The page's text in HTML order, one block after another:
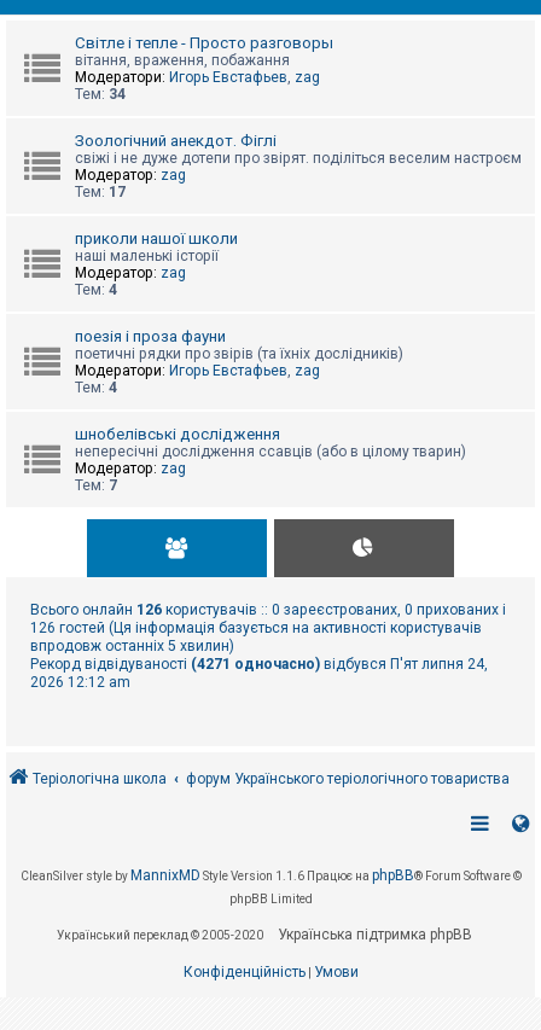
Світле і тепле - Просто разговоры
вітання, враження, побажання
Модератори: Игорь Евстафьев, zag
Тем: 34
Зоологічний анекдот. Фіглі
свіжі і не дуже дотепи про звірят. поділіться веселим настроєм
Модератор: zag
Тем: 17
приколи нашої школи
наші маленькі історії
Модератор: zag
Тем: 4
поезія і проза фауни
поетичні рядки про звірів (та їхніх дослідників)
Модератори: Игорь Евстафьев, zag
Тем: 4
шнобелівські дослідження
непересічні дослідження ссавців (або в цілому тварин)
Модератор: zag
Тем: 7
Всього онлайн 126 користувачів :: 0 зареєстрованих, 0 прихованих і
126 гостей (Ця інформація базується на активності користувачів
впродовж останніх 5 хвилин)
Рекорд відвідуваності (4271 одночасно) відбувся П'ят липня 24,
2026 12:12 am
Теріологічна школа форум Українського теріологічного товариства
CleanSilver style by MannixMD Style Version 1.1.6 Працює на phpBB® Forum Software ©
phpBB Limited
Український переклад © 2005-2020 Українська підтримка phpBB
Конфіденційність| Умови